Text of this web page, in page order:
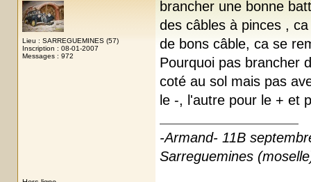
Lieu : SARREGUEMINES (57)
Inscription : 08-01-2007
Messages : 972
brancher une bonne
des câbles à pinces ,
de bons câble, ca se
Pourquoi pas brancher
coté au sol mais pas
le -, l'autre pour le + et
-Armand- 11B
Sarreguemines